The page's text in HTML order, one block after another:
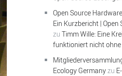
Open Source
Ein Kurzbericht |
zu Timm Wille: Eine
funktioniert nicht ohne
Ecology Germanyzu